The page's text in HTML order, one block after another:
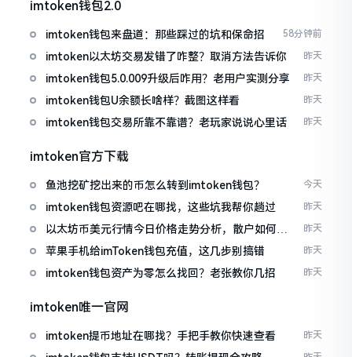
imtoken钱包2.0
imtoken钱包来盘道：那些踩过的坑和保命招 58分钟前
imtoken以太坊交易发错了咋整？取消方法告诉你 昨天
imtoken钱包5.0.009升级后咋用？老用户实测分享 昨天
imtoken钱包U余额长啥样？截图这样看 昨天
imtoken钱包交易所靠不靠谱？老玩家说说心里话 昨天
imtoken官方下载
鱼池挖矿挖出来的币怎么转到imtoken钱包？ 今天
imtoken钱包资源吧在哪找，这些坑我帮你趟过 昨天
以太坊币美元行情今日价格走势分析，散户如何避
免追涨杀跌被套牢
昨天
苹果手机给imToken钱包充值，这几步别搞错 昨天
imtoken钱包资产为零怎么找回？老张教你几招 昨天
imtoken唯一官网
imtoken提币地址在哪找？手把手教你快速查看 昨天